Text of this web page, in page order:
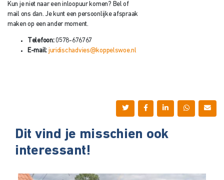
Kun je niet naar een inloopuur komen? Bel of
mail ons dan. Je kunt een persoonlijke afspraak
maken op een ander moment.
Telefoon:0578-676767
E-mail: juridischadvies@koppelswoe.nl
Dit vind je misschien ook
interessant!